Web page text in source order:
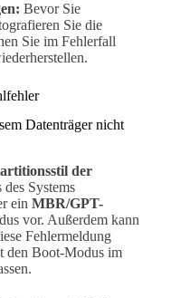
Bevor Sie
Sie die
Sie im Fehlerfall
Datenträger nicht
der
Systems
ein MBR/GPT-
vor. Außerdem kann
Fehlermeldung
den Boot-Modus im